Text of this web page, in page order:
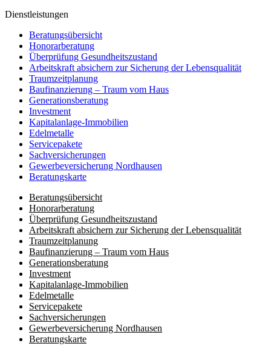
Dienst­leistungen
Beratungsübersicht
Honorar­beratung
Überprüfung Gesundheits­zustand
Arbeitskraft absichern zur Sicherung der Lebensqualität
Traumzeit­planung
Baufinanzierung – Traum vom Haus
Generationsberatung
Investment
Kapitalanlage-Immobilien
Edelmetalle
Servicepakete
Sachversicherungen
Gewerbeversicherung Nordhausen
Beratungskarte
Beratungsübersicht
Honorar­beratung
Überprüfung Gesundheits­zustand
Arbeitskraft absichern zur Sicherung der Lebensqualität
Traumzeit­planung
Baufinanzierung – Traum vom Haus
Generationsberatung
Investment
Kapitalanlage-Immobilien
Edelmetalle
Servicepakete
Sachversicherungen
Gewerbeversicherung Nordhausen
Beratungskarte